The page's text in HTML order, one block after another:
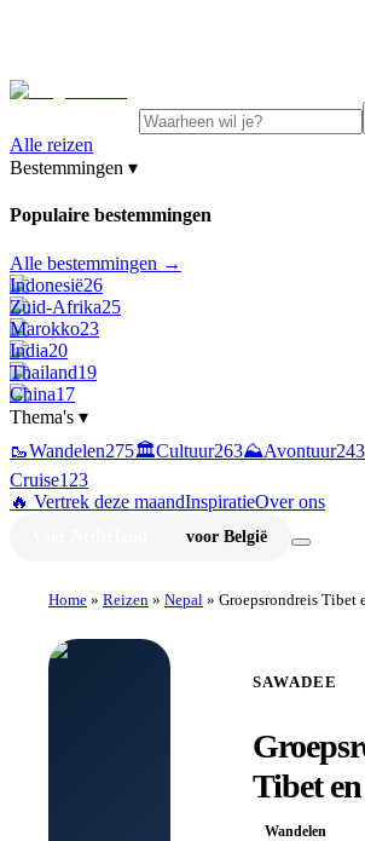
Alle reizen
Bestemmingen ▾
Populaire bestemmingen
Alle bestemmingen →
Indonesië26
Zuid-Afrika25
Marokko23
India20
Thailand19
China17
Thema's ▾
🥾Wandelen275🏛️Cultuur263⛰️Avontuur243
Cruise123
🔥 Vertrek deze maandInspiratieOver ons
voor België
Home » Reizen » Nepal » Groepsrondreis Tibet
SAWADEE
Tibet
Wandelen